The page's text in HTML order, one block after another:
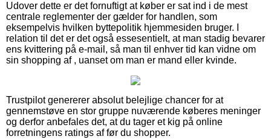
Udover dette er det fornuftigt at køber er sat ind i de mest
centrale reglementer der gælder for handlen, som
eksempelvis hvilken byttepolitik hjemmesiden bruger. I
relation til det er det også essesentielt, at man stadig bevarer
ens kvittering på e-mail, så man til enhver tid kan vidne om
sin shopping af , uanset om man er mand eller kvinde.
Trustpilot genererer absolut belejlige chancer for at
gennemstøve en stor gruppe nuværende køberes meninger
og derfor anbefales det, at du tager et kig på online
forretningens ratings af før du shopper.